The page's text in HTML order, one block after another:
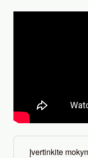
Įvertinkite